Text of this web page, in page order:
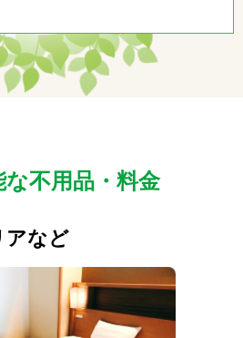
な不用品・料金
アなど